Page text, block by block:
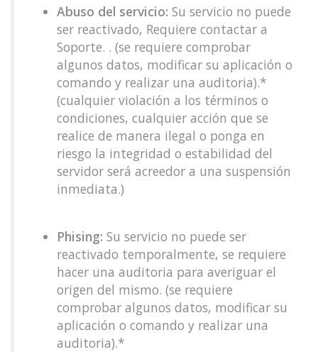
Abuso del servicio: Su servicio no puede
ser reactivado, Requiere contactar a
Soporte. . (se requiere comprobar
algunos datos, modificar su aplicación o
comando y realizar una auditoria).*
(cualquier violación a los términos o
condiciones, cualquier acción que se
realice de manera ilegal o ponga en
riesgo la integridad o estabilidad del
servidor será acreedor a una suspensión
inmediata.)
Phising: Su servicio no puede ser
reactivado temporalmente, se requiere
hacer una auditoria para averiguar el
origen del mismo. (se requiere
comprobar algunos datos, modificar su
aplicación o comando y realizar una
auditoria).*